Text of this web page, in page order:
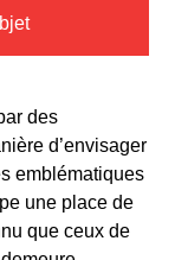
des
d’envisager
emblématiques
une place de
que ceux de